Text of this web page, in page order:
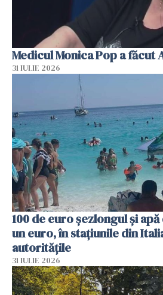
Medicul Monica Pop a făcut
31 IULIE 2026
100 de euro șezlongul și
un euro, în stațiunile din
autoritățile
31 IULIE 2026